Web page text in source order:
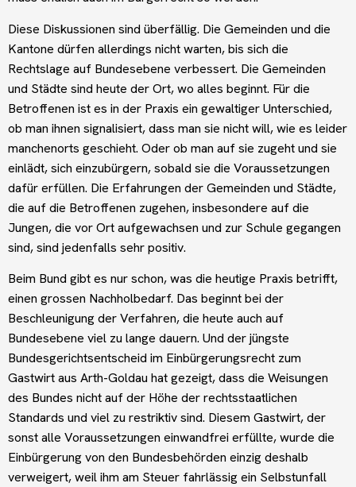
Diese Diskussionen sind überfällig. Die Gemeinden und die
Kantone dürfen allerdings nicht warten, bis sich die
Rechtslage auf Bundesebene verbessert. Die Gemeinden
und Städte sind heute der Ort, wo alles beginnt. Für die
Betroffenen ist es in der Praxis ein gewaltiger Unterschied,
ob man ihnen signalisiert, dass man sie nicht will, wie es leider
manchenorts geschieht. Oder ob man auf sie zugeht und sie
einlädt, sich einzubürgern, sobald sie die Voraussetzungen
dafür erfüllen. Die Erfahrungen der Gemeinden und Städte,
die auf die Betroffenen zugehen, insbesondere auf die
Jungen, die vor Ort aufgewachsen und zur Schule gegangen
sind, sind jedenfalls sehr positiv.
Beim Bund gibt es nur schon, was die heutige Praxis betrifft,
einen grossen Nachholbedarf. Das beginnt bei der
Beschleunigung der Verfahren, die heute auch auf
Bundesebene viel zu lange dauern. Und der jüngste
Bundesgerichtsentscheid im Einbürgerungsrecht zum
Gastwirt aus Arth-Goldau hat gezeigt, dass die Weisungen
des Bundes nicht auf der Höhe der rechtsstaatlichen
Standards und viel zu restriktiv sind. Diesem Gastwirt, der
sonst alle Voraussetzungen einwandfrei erfüllte, wurde die
Einbürgerung von den Bundesbehörden einzig deshalb
verweigert, weil ihm am Steuer fahrlässig ein Selbstunfall